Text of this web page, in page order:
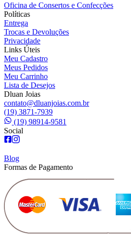
Oficina de Consertos e Confecções
Políticas
Entrega
Trocas e Devoluções
Privacidade
Links Úteis
Meu Cadastro
Meus Pedidos
Meu Carrinho
Lista de Desejos
Dluan Joias
contato@dluanjoias.com.br
(19) 3871-7939
(19) 98914-9581
Social
Blog
Formas de Pagamento